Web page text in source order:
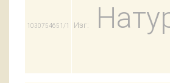
1030754651/1 Изг: